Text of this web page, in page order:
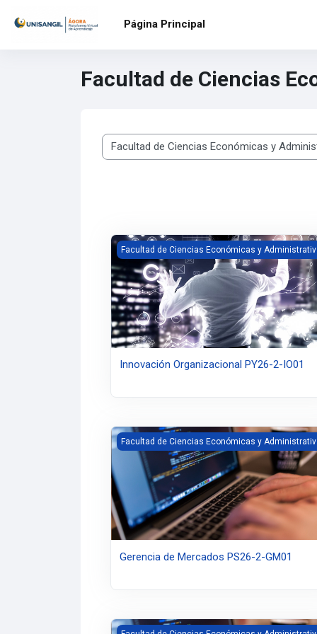
Página Principal
Facultad de Ciencias
Categorías de curso
Innovación Organizacional PY26-2-IO01
Facultad de Ciencias Económicas y
Innovación Organizacional PY26-2-IO01
Gerencia de Mercados PS26-2-GM01
Facultad de Ciencias Económicas y
Gerencia de Mercados PS26-2-GM01